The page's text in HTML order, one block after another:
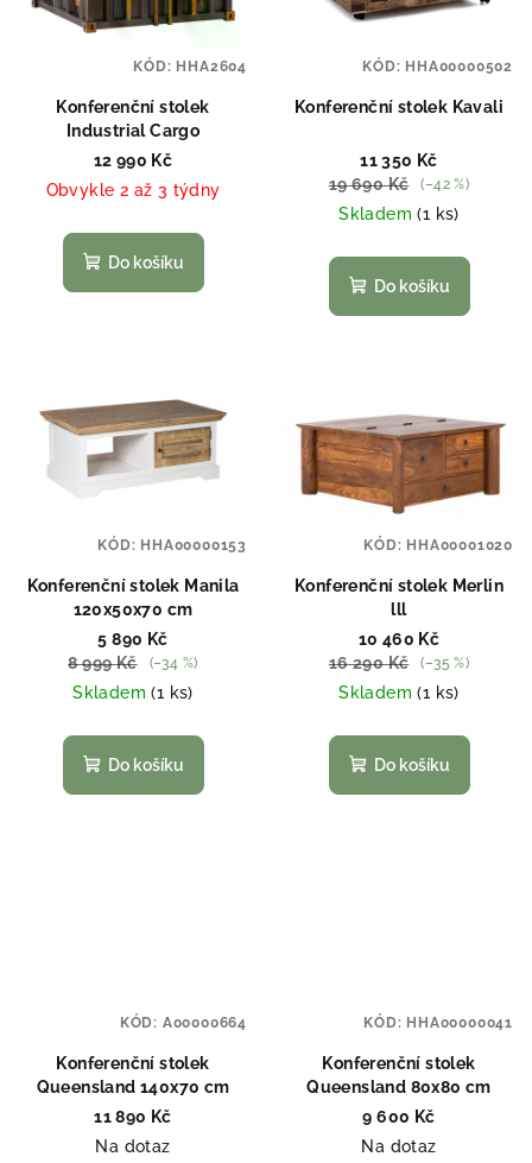
Konferenční stolek
Industrial Cargo
12 990 Kč
Obvykle 2 až 3 týdny
Do košíku
KÓD: HHA2604
Konferenční stolek Kavali
11 350 Kč
19 690 Kč
(–42 %)
Skladem(1 ks)
Do košíku
KÓD: HHA00000502
Konferenční stolek Manila
120x50x70 cm
5 890 Kč
8 999 Kč
(–34 %)
Skladem(1 ks)
Do košíku
KÓD: HHA00000153
Konferenční stolek Merlin
lll
10 460 Kč
16 290 Kč
(–35 %)
Skladem(1 ks)
Do košíku
KÓD: HHA00001020
Konferenční stolek
Queensland 140x70 cm
11 890 Kč
Na dotaz
KÓD: A00000664
Konferenční stolek
Queensland 80x80 cm
9 600 Kč
Na dotaz
KÓD: HHA00000041